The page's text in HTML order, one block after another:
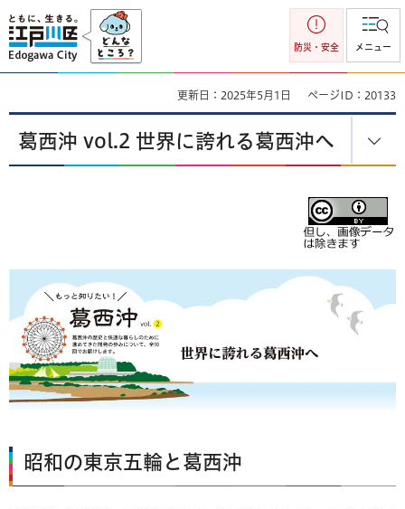
江戸川区
防災・安全 メニュー
更新日：2025年5月1日 ページID：20133
葛西沖 vol.2 世界に誇れる葛西沖へ
昭和の東京五輪と葛西沖